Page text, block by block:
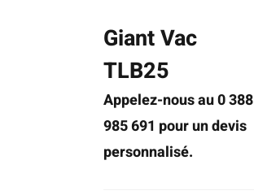
Giant Vac
TLB25
Appelez-nous au 0 388
985 691 pour un devis
personnalisé.